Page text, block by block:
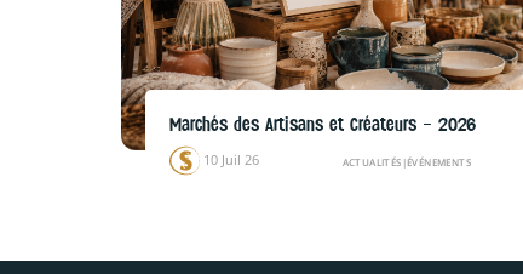
Marchés des Artisans et Créateurs – 2026
10 Juil 26 ACTUALITÉS |ÉVÉNEMENTS